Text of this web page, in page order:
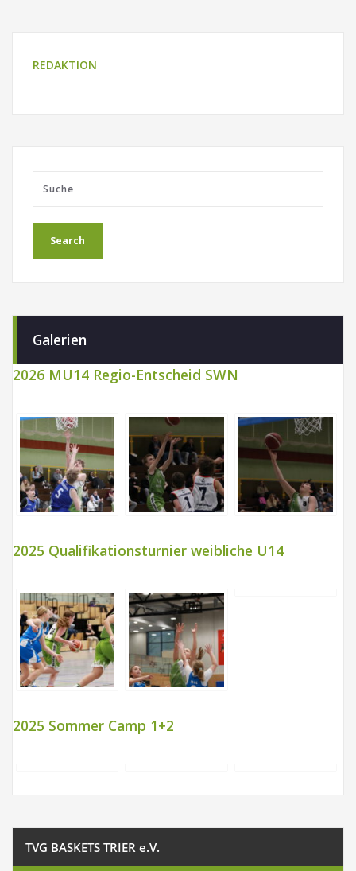
REDAKTION
Galerien
2026 MU14 Regio-Entscheid SWN
2025 Qualifikationsturnier weibliche U14
2025 Sommer Camp 1+2